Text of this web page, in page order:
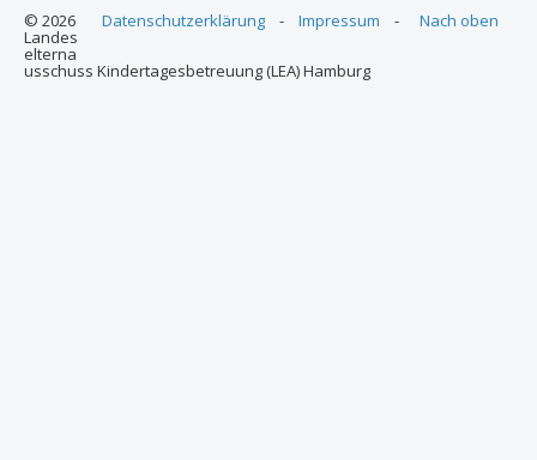
Nach oben
Datenschutzerklärung - Impressum -
© 2026
Landes
elterna
usschuss Kindertagesbetreuung (LEA) Hamburg